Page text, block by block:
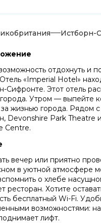
Истборн-
отдохнуть и
«Imperial Hotel»
Сифронте. Этот отель
Утром — выпейте
за жизнью города. Рядом
Devonshire Park Theatre
Centre.
вечер или приятно
в уютной атмосфере
о хлебе
ресторан. Хотите
бесплатный Wi-Fi.
возможностями:
лифт.